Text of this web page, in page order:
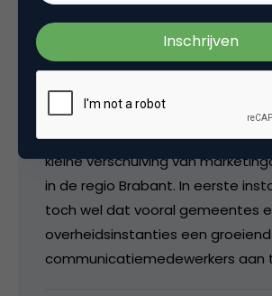
vacatures. Ben zelf al erg lang
naar een baan in de
in de regio Brabant (dus als er nog
gegadigden zijn voor een
marcomkenner ;-)) maar zie toch
kleine verschuiving van
in de regio Brabant. In eerste
toch wel dat vooral gemeentes
overheidsinstanties een
communicatiemedewerkers aan